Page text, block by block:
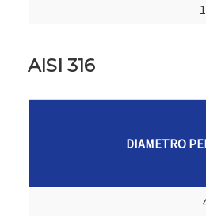
AISI 316
DIAMETRO